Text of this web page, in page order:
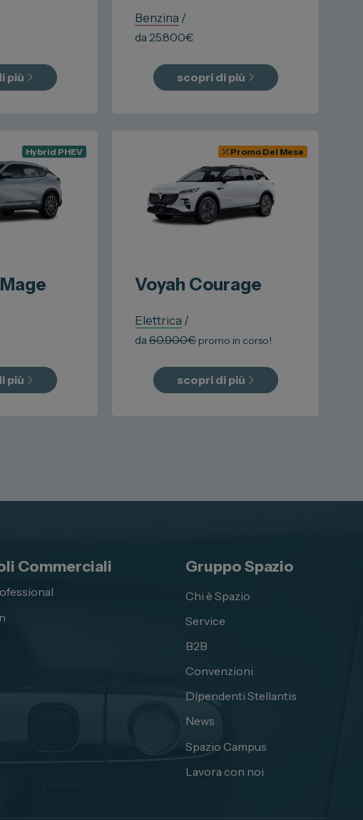
più
Benzina /
da 25.800€
scopri di più
Hybrid PHEV
Mage
più
Promo Del Mese
Voyah Courage
Elettrica /
da 60.900€ promo in corso!
scopri di più
Commerciali Gruppo Spazio
Chi è Spazio
Service
B2B
Convenzioni
Dipendenti Stellantis
News
Spazio Campus
Lavora con noi